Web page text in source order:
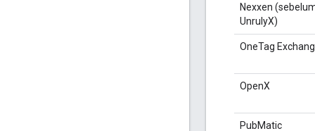
Nexxen
UnrulyX)
OneTag
OpenX
PubMatic